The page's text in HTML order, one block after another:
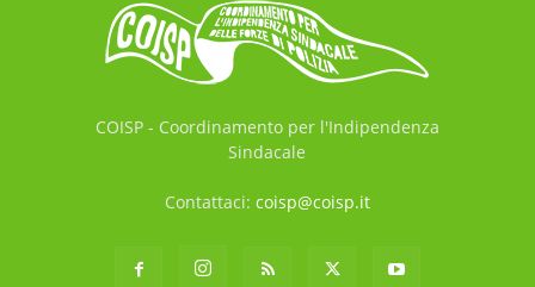
COISP - Coordinamento per l'Indipendenza
Sindacale
Contattaci: coisp@coisp.it